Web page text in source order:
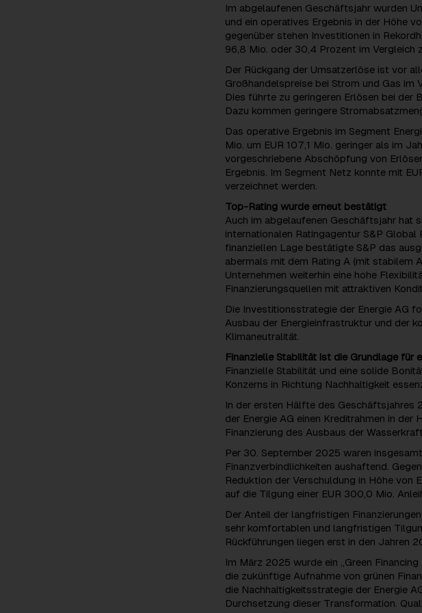
Im abgelaufenen Geschäftsjahr wurden
und ein operatives Ergebnis in der Höhe
gegenüber stehen Investitionen in
96,8 Mio. oder 30,4 Prozent im Vergleich
Der Rückgang der Umsatzerlöse ist vor
Großhandelspreise bei Strom und Gas im
Dies führte zu geringeren Erlösen bei
Dazu kommen geringere
Das operative Ergebnis im Segment
Mio. um EUR 107,1 Mio. geringer als im
vorgeschriebene Abschöpfung von
Ergebnis. Im Segment Netz konnte mit
verzeichnet werden.
Top-Rating wurde erneut bestätigt
Auch im abgelaufenen Geschäftsjahr hat
internationalen Ratingagentur S&P
finanziellen Lage bestätigte S&P das
abermals mit dem Rating A (mit stabilem
Unternehmen weiterhin eine hohe
Finanzierungsquellen mit attraktiven
Die Investitionsstrategie der Energie AG
Ausbau der Energieinfrastruktur und der
Klimaneutralität.
Finanzielle Stabilität ist die Grundlage für
Finanzielle Stabilität und eine solide
Konzerns in Richtung Nachhaltigkeit
In der ersten Hälfte des Geschäftsjahres
der Energie AG einen Kreditrahmen in
Finanzierung des Ausbaus der
Per 30. September 2025 waren
Finanzverbindlichkeiten aushaftend.
Reduktion der Verschuldung in Höhe von
auf die Tilgung einer EUR 300,0 Mio.
Der Anteil der langfristigen
sehr komfortablen und langfristigen
Rückführungen liegen erst in den Jahren
Im März 2025 wurde ein „Green
die zukünftige Aufnahme von grünen
die Nachhaltigkeitsstrategie der Energie
Durchsetzung dieser Transformation.